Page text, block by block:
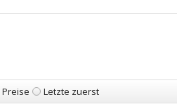
Letzte zuerst